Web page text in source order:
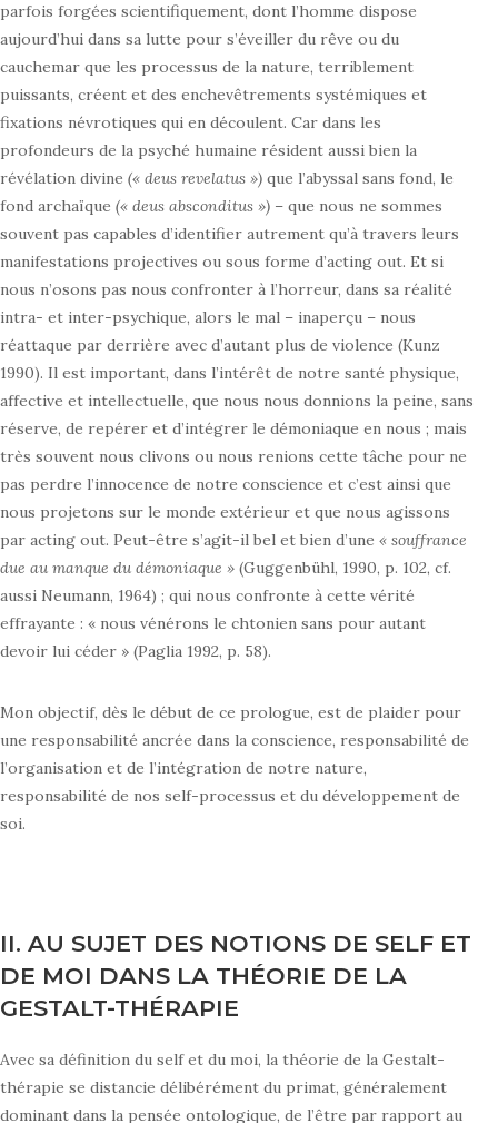
parfois forgées scientifiquement, dont l’homme dispose
aujourd’hui dans sa lutte pour s’éveiller du rêve ou du
cauchemar que les processus de la nature, terriblement
puissants, créent et des enchevêtrements systémiques et
fixations névrotiques qui en découlent. Car dans les
profondeurs de la psyché humaine résident aussi bien la
révélation divine (« deus revelatus ») que l’abyssal sans fond, le
fond archaïque (« deus absconditus ») – que nous ne sommes
souvent pas capables d’identifier autrement qu’à travers leurs
manifestations projectives ou sous forme d’acting out. Et si
nous n’osons pas nous confronter à l’horreur, dans sa réalité
intra- et inter-psychique, alors le mal – inaperçu – nous
réattaque par derrière avec d’autant plus de violence (Kunz
1990). Il est important, dans l’intérêt de notre santé physique,
affective et intellectuelle, que nous nous donnions la peine, sans
réserve, de repérer et d’intégrer le démoniaque en nous ; mais
très souvent nous clivons ou nous renions cette tâche pour ne
pas perdre l’innocence de notre conscience et c’est ainsi que
nous projetons sur le monde extérieur et que nous agissons
par acting out. Peut-être s’agit-il bel et bien d’une « souffrance
due au manque du démoniaque » (Guggenbühl, 1990, p. 102, cf.
aussi Neumann, 1964) ; qui nous confronte à cette vérité
effrayante : « nous vénérons le chtonien sans pour autant
devoir lui céder » (Paglia 1992, p. 58).
Mon objectif, dès le début de ce prologue, est de plaider pour
une responsabilité ancrée dans la conscience, responsabilité de
l’organisation et de l’intégration de notre nature,
responsabilité de nos self-processus et du développement de
soi.
II. AU SUJET DES NOTIONS DE SELF ET
DE MOI DANS LA THÉORIE DE LA
GESTALT-THÉRAPIE
Avec sa définition du self et du moi, la théorie de la Gestalt-
thérapie se distancie délibérément du primat, généralement
dominant dans la pensée ontologique, de l’être par rapport au